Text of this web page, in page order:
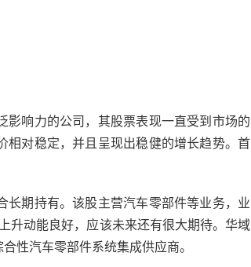
影响力的公司，其股票表现一直受到市场的
相对稳定，并且呈现出稳健的增长趋势。首
长期持有。该股主营汽车零部件等业务，业
升动能良好，应该未来还有很大期待。华域
性汽车零部件系统集成供应商。